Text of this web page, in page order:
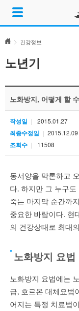
content
메
기
건강정보
노년기
노화방지, 어떻게 할
작성일 2015.01.27
최종수정일 2015.12.09
조회수 11508
동서양을 막론하고
다. 하지만 그 누구
죽는 마지막 순간까
중요한 바람이다. 현
의 건강상태로 최대
노화방지 요법
노화방지 요법에는
급, 호르몬 대체요법
어지는 특정 치료법